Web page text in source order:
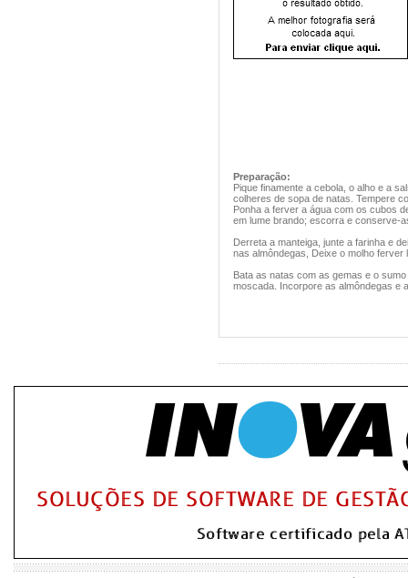
Preparação:
Pique finamente a cebola, o alho e a
colheres de sopa de natas. Tempere
Ponha a ferver a água com os cubos
em lume brando; escorra e conserve-
Derreta a manteiga, junte a farinha e
nas almôndegas, Deixe o molho ferver
Bata as natas com as gemas e o
moscada. Incorpore as almôndegas e